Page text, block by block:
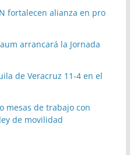
fortalecen alianza en pro
arrancará la Jornada
de Veracruz 11-4 en el
mesas de trabajo con
de movilidad